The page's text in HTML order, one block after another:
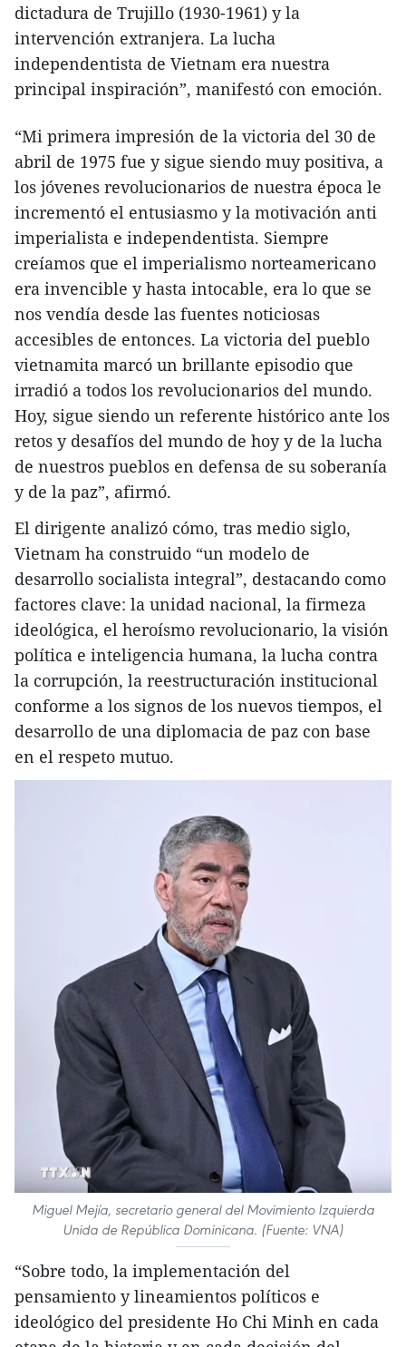
dictadura de Trujillo (1930-1961) y la
intervención extranjera. La lucha
independentista de Vietnam era nuestra
principal inspiración”, manifestó con emoción.
“Mi primera impresión de la victoria del 30 de
abril de 1975 fue y sigue siendo muy positiva, a
los jóvenes revolucionarios de nuestra época le
incrementó el entusiasmo y la motivación anti
imperialista e independentista. Siempre
creíamos que el imperialismo norteamericano
era invencible y hasta intocable, era lo que se
nos vendía desde las fuentes noticiosas
accesibles de entonces. La victoria del pueblo
vietnamita marcó un brillante episodio que
irradió a todos los revolucionarios del mundo.
Hoy, sigue siendo un referente histórico ante los
retos y desafíos del mundo de hoy y de la lucha
de nuestros pueblos en defensa de su soberanía
y de la paz”, afirmó.
El dirigente analizó cómo, tras medio siglo,
Vietnam ha construido “un modelo de
desarrollo socialista integral”, destacando como
factores clave: la unidad nacional, la firmeza
ideológica, el heroísmo revolucionario, la visión
política e inteligencia humana, la lucha contra
la corrupción, la reestructuración institucional
conforme a los signos de los nuevos tiempos, el
desarrollo de una diplomacia de paz con base
en el respeto mutuo.
Miguel Mejía, secretario general del Movimiento Izquierda
Unida de República Dominicana. (Fuente: VNA)
“Sobre todo, la implementación del
pensamiento y lineamientos políticos e
ideológico del presidente Ho Chi Minh en cada